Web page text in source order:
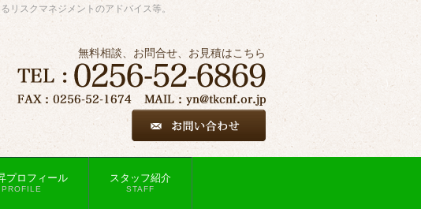
リスクマネジメントのアドバイス等。
無料相談、お問合せ、お見積はこちら
プロフィール
PROFILE
スタッフ紹介
STAFF